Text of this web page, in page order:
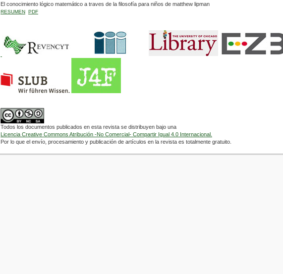
El conocimiento lógico matemático a traves de la filosofía para niños de matthew lipman
RESUMEN PDF
Todos los documentos publicados en esta revista se distribuyen bajo una
Licencia Creative Commons Atribución -No Comercial- Compartir Igual 4.0 Internacional.
Por lo que el envío, procesamiento y publicación de artículos en la revista es totalmente gratuito.